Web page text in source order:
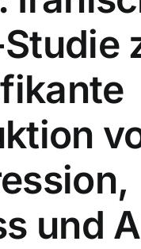
Studie
und